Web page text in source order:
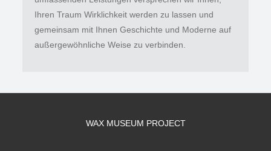
Ihren Traum Wirklichkeit werden zu lassen und
gemeinsam mit Ihnen Geschichte und Moderne auf
außergewöhnliche Weise zu verbinden.
WAX MUSEUM PROJECT